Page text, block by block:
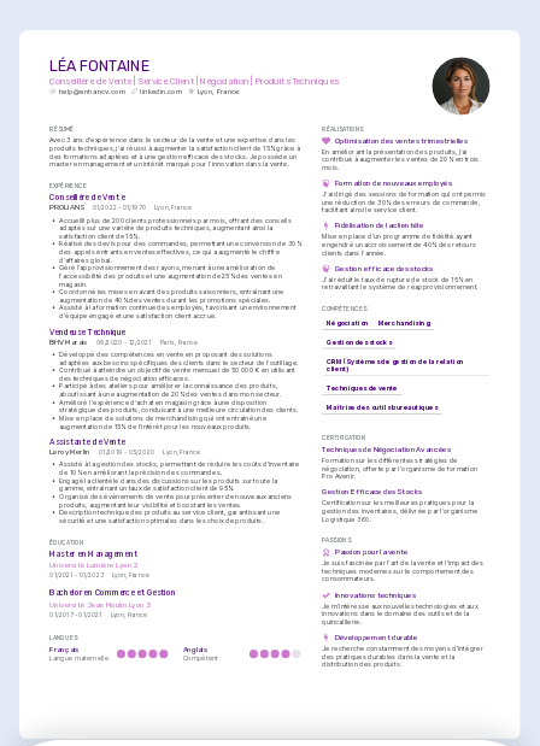
LÉA FONTAINE
Conseillère de Vente | Service Client | Négociation | Produits Techniques
help@enhancv.com linkedin.com Lyon, France
RÉSUMÉ
Avec 3 ans d’expérience dans le secteur de la vente et une expertise dans les
produits techniques, j'ai réussi à augmenter la satisfaction client de 15% grâce à
des formations adaptées et à une gestion efficace des stocks. Je possède un
master en management et un intérêt marqué pour l’innovation dans la vente.
EXPÉRIENCE
Conseillère de Vente
PROLIANS 01/2022 - 01/1970 Lyon, France
• Accueilli plus de 200 clients professionnels par mois, offrant des conseils
adaptés sur une variété de produits techniques, augmentant ainsi la
satisfaction client de 15%.
• Réalisé des devis pour des commandes, permettant une conversion de 30%
des appels entrants en ventes effectives, ce qui a augmenté le chiffre
d'affaires global.
• Géré l'approvisionnement des rayons, menant à une amélioration de
l'accessibilité des produits et une augmentation de 25% des ventes en
magasin.
• Coordonné les mises en avant des produits saisonniers, entraînant une
augmentation de 40% des ventes durant les promotions spéciales.
• Assisté à la formation continue des employés, favorisant un environnement
d'équipe engagé et une satisfaction client accrue.
Vendeuse Technique
BHV Marais 06/2020 - 12/2021 Paris, France
• Développé des compétences en vente en proposant des solutions
adaptées aux besoins spécifiques des clients dans le secteur de l'outillage.
• Contribué à atteindre un objectif de vente mensuel de 50 000 € en utilisant
des techniques de négociation efficaces.
• Participé à des ateliers pour améliorer la connaissance des produits,
aboutissant à une augmentation de 20% des ventes dans mon secteur.
• Amélioré l'expérience d'achat en magasin grâce à une disposition
stratégique des produits, conduisant à une meilleure circulation des clients.
• Mise en place de solutions de merchandising qui ont entraîné une
augmentation de 15% de l'intérêt pour les nouveaux produits.
Assistante de Vente
Leroy Merlin 01/2019 - 05/2020 Lyon, France
• Assisté à la gestion des stocks, permettant de réduire les coûts d'inventaire
de 10% en améliorant la précision des commandes.
• Engagé la clientèle dans des discussions sur les produits sur toute la
gamme, entraînant un taux de satisfaction client de 95%.
• Organisé des événements de vente pour présenter de nouveaux anciens
produits, augmentant leur visibilité et boostant les ventes.
• Description technique des produits au service client, garantissant une
sécurité et une satisfaction optimales dans les choix de produits.
ÉDUCATION
Master en Management
Université Lumière Lyon 2
01/2021 - 01/2023 Lyon, France
Bachelor en Commerce et Gestion
Université Jean Moulin Lyon 3
01/2017 - 01/2021 Lyon, France
LANGUES
Français
Langue maternelle
Anglais
Compétent
RÉALISATIONS
Optimisation des ventes trimestrielles
En améliorant la présentation des produits, j'ai
contribué à augmenter les ventes de 20% en trois
mois.
Formation de nouveaux employés
J'ai dirigé des sessions de formation qui ont permis
une réduction de 30% des erreurs de commande,
facilitant ainsi le service client.
Fidélisation de la clientèle
Mise en place d'un programme de fidélité ayant
engendré un accroissement de 40% des retours
clients dans l'année.
Gestion efficace des stocks
J'ai réduit le taux de rupture de stock de 15% en
retravaillant le système de réapprovisionnement.
COMPÉTENCES
Négociation Merchandising
Gestion des stocks
CRM (Systèmes de gestion de la relation
client)
Techniques de vente
Maîtrise des outils bureautiques
CERTIFICATION
Techniques de Négociation Avancées
Formation sur les différentes stratégies de
négociation, offerte par l'organisme de formation
Pro Avenir.
Gestion Efficace des Stocks
Certification sur les meilleures pratiques pour la
gestion des inventaires, délivrée par l'organisme
Logistique 360.
PASSIONS
Passion pour la vente
Je suis fascinée par l'art de la vente et l'impact des
techniques modernes sur le comportement des
consommateurs.
Innovations techniques
Je m'intéresse aux nouvelles technologies et aux
innovations dans le domaine des outils et de la
quincaillerie.
Développement durable
Je recherche constamment des moyens d'intégrer
des pratiques durables dans la vente et la
distribution des produits.